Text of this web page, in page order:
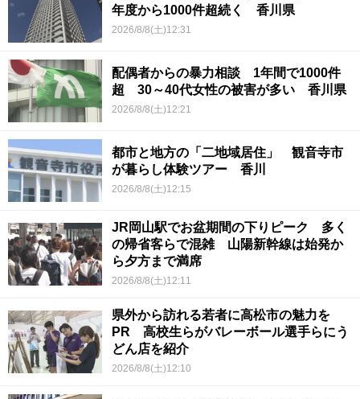
年度から1000件超続く 香川県
2026/8/8(土)12:31
配偶者からの暴力相談 1年間で1000件
超 30～40代女性の被害が多い 香川県
2026/8/8(土)12:21
都市と地方の「二地域居住」 観音寺市
が暮らし体験ツアー 香川
2026/8/8(土)12:15
JR岡山駅でお盆期間の下りピーク 多く
の帰省客らで混雑 山陽新幹線は始発か
ら夕方まで満席
2026/8/8(土)12:11
県外から訪れる若者に高松市の魅力を
PR 高校生らがバレーボール選手らにう
どん店を紹介
2026/8/8(土)12:10